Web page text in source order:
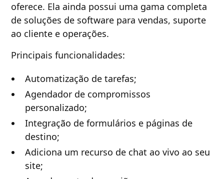
oferece. Ela ainda possui uma gama completa
de soluções de software para vendas, suporte
ao cliente e operações.
Principais funcionalidades:
Automatização de tarefas;
Agendador de compromissos
personalizado;
Integração de formulários e páginas de
destino;
Adiciona um recurso de chat ao vivo ao seu
site;